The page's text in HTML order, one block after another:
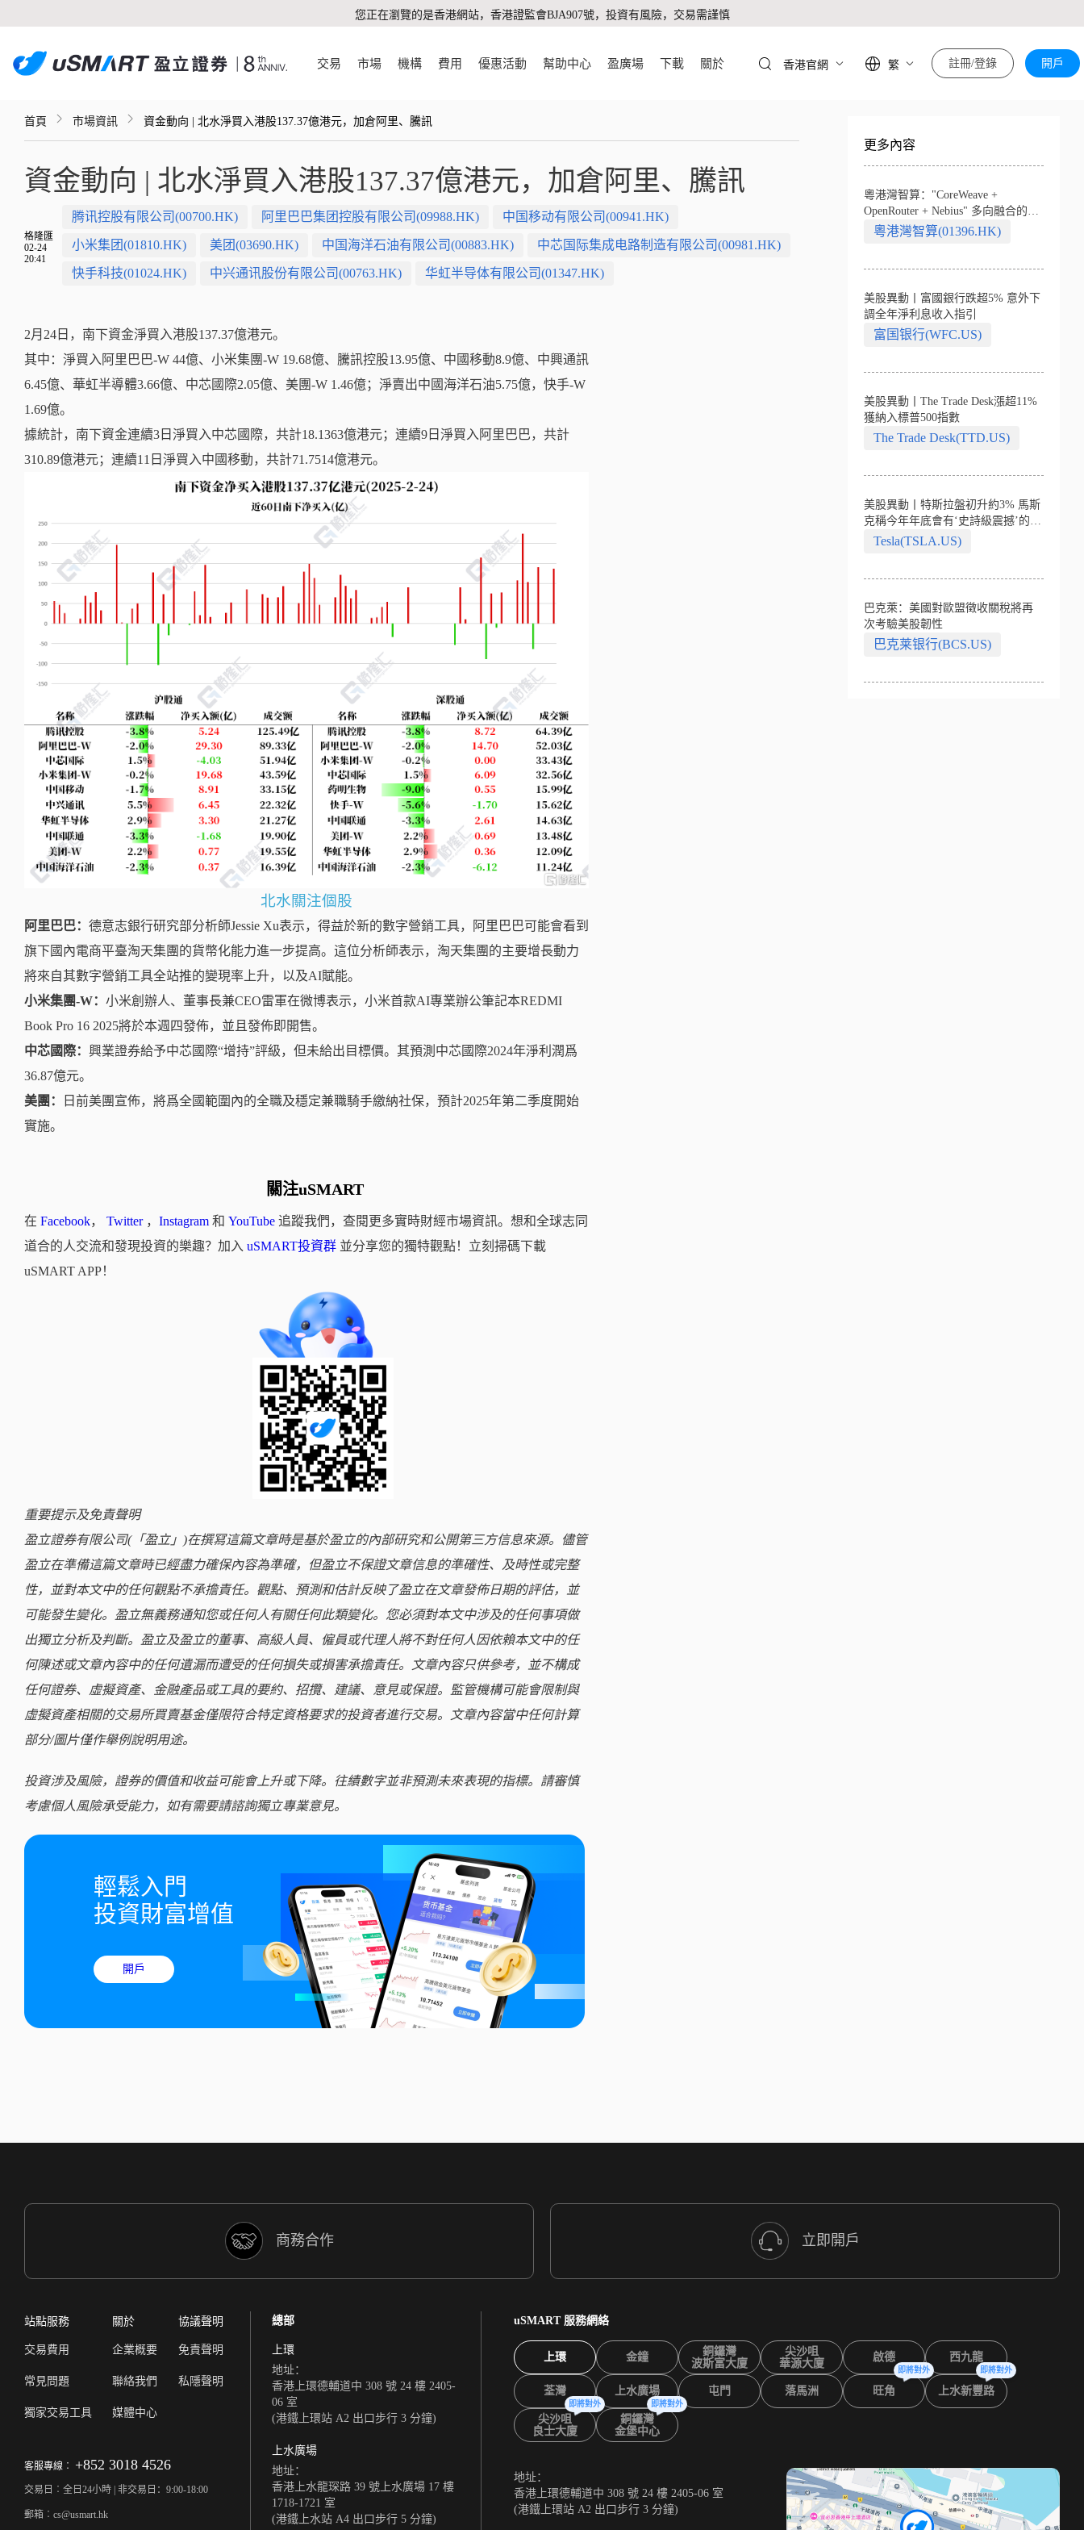
您正在瀏覽的是香港網站，香港證監會BJA907號，投資有風險，交易需謹慎
交易 市場 機構 費用 優惠活動 幫助中心 盈廣場 下載 關於 香港官網 繁 註冊/登錄 開戶
首頁 市場資訊 資金動向 | 北水淨買入港股137.37億港元，加倉阿里、騰訊
資金動向 | 北水淨買入港股137.37億港元，加倉阿里、騰訊
格隆匯
02-24
20:41
腾讯控股有限公司(00700.HK) 阿里巴巴集团控股有限公司(09988.HK) 中国移动有限公司(00941.HK)
小米集团(01810.HK) 美团(03690.HK) 中国海洋石油有限公司(00883.HK) 中芯国际集成电路制造有限公司(00981.HK)
快手科技(01024.HK) 中兴通讯股份有限公司(00763.HK) 华虹半导体有限公司(01347.HK)
2月24日， 南下資金淨買入港股137.37億港元。
其中：淨買入阿里巴巴-W 44億、小米集團-W 19.68億、騰訊控股13.95億、中國移動8.9億、中興通訊
6.45億、華虹半導體3.66億、中芯國際2.05億、美團-W 1.46億；淨賣出中國海洋石油5.75億，快手-W
1.69億。
據統計，南下資金連續3日淨買入中芯國際，共計18.1363億港元；連續9日淨買入阿里巴巴，共計
310.89億港元；連續11日淨買入中國移動，共計71.7514億港元。
北水關注個股
阿里巴巴： 德意志銀行研究部分析師Jessie Xu表示，得益於新的數字營銷工具，阿里巴巴可能會看到
旗下國內電商平臺淘天集團的貨幣化能力進一步提高。這位分析師表示，淘天集團的主要增長動力
將來自其數字營銷工具全站推的變現率上升，以及AI賦能。
小米集團-W： 小米創辦人、董事長兼CEO雷軍在微博表示，小米首款AI專業辦公筆記本REDMI
Book Pro 16 2025將於本週四發佈，並且發佈即開售。
中芯國際： 興業證券給予中芯國際“增持”評級，但未給出目標價。其預測中芯國際2024年淨利潤爲
36.87億元。
美團：
日前美團宣佈，將爲全國範圍內的全職及穩定兼職騎手繳納社保，預計2025年第二季度開始
實施。
關注uSMART
在 Facebook， Twitter， Instagram 和 YouTube 追蹤我們，查閱更多實時財經市場資訊。想和全球志同
道合的人交流和發現投資的樂趣？加入 uSMART投資群 並分享您的獨特觀點！立刻掃碼下載
uSMART APP！
重要提示及免責聲明
盈立證券有限公司(「盈立」)在撰冩這篇文章時是基於盈立的內部研究和公開第三方信息來源。儘管
盈立在準備這篇文章時已經盡力確保內容為準確，但盈立不保證文章信息的準確性、及時性或完整
性，並對本文中的任何觀點不承擔責任。觀點、預測和估計反映了盈立在文章發佈日期的評估，並
可能發生變化。盈立無義務通知您或任何人有關任何此類變化。您必須對本文中涉及的任何事項做
出獨立分析及判斷。盈立及盈立的董事、高級人員、僱員或代理人將不對任何人因依賴本文中的任
何陳述或文章內容中的任何遺漏而遭受的任何損失或損害承擔責任。文章內容只供參考，並不構成
任何證券、虛擬資產、金融產品或工具的要約、招攬、建議、意見或保證。監管機構可能會限制與
虛擬資產相關的交易所買賣基金僅限符合特定資格要求的投資者進行交易。文章內容當中任何計算
部分/圖片僅作舉例說明用途。
投資涉及風險，證券的價值和收益可能會上升或下降。往績數字並非預測未來表現的指標。請審慎
考慮個人風險承受能力，如有需要請諮詢獨立專業意見。
輕鬆入門
投資財富增值
開戶
更多內容
粵港灣智算："CoreWeave +
OpenRouter + Nebius" 多向融合的中
國智算新範式
粵港灣智算(01396.HK)
美股異動丨富國銀行跌超5% 意外下
調全年淨利息收入指引
富国银行(WFC.US)
美股異動丨The Trade Desk漲超11%
獲納入標普500指數
The Trade Desk(TTD.US)
美股異動丨特斯拉盤初升約3% 馬斯
克稱今年年底會有‘史詩級震撼’的演
示Tesla(TSLA.US)
巴克萊：美國對歐盟徵收關稅將再
次考驗美股韌性
巴克莱银行(BCS.US)
商務合作 立即開戶
站點服務
交易費用
常見問題
獨家交易工具
關於
企業概要
聯絡我們
媒體中心
協議聲明
免責聲明
私隱聲明
客服專線︰ +852 3018 4526
交易日︰全日24小時 | 非交易日：9:00-18:00
郵箱︰cs@usmart.hk
總部
上環
地址：
香港上環德輔道中 308 號 24 樓 2405-
06 室
(港鐵上環站 A2 出口步行 3 分鐘)
上水廣場
地址：
香港上水龍琛路 39 號上水廣場 17 樓
1718-1721 室
(港鐵上水站 A4 出口步行 5 分鐘)
uSMART 服務網絡
上環 金鐘
銅鑼灣
波斯富大廈
尖沙咀
華源大廈
啟德 西九龍
荃灣 上水廣場 屯門 落馬洲 旺角
即將對外
上水新豐路
即將對外
尖沙咀
良士大廈
即將對外
銅鑼灣
金堡中心
即將對外
地址：
香港上環德輔道中 308 號 24 樓 2405-06 室
(港鐵上環站 A2 出口步行 3 分鐘)